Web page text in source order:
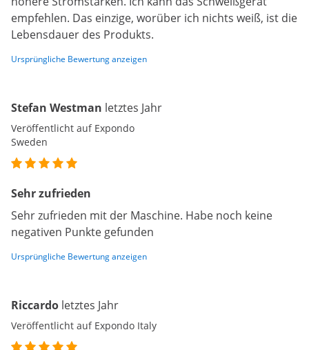
empfehlen. Das einzige, worüber ich nichts weiß, ist die
Lebensdauer des Produkts.
Ursprüngliche Bewertung anzeigen
Stefan Westman letztes Jahr
Veröffentlicht auf Expondo
Sweden
Sehr zufrieden
Sehr zufrieden mit der Maschine. Habe noch keine
negativen Punkte gefunden
Ursprüngliche Bewertung anzeigen
Riccardo letztes Jahr
Veröffentlicht auf Expondo Italy